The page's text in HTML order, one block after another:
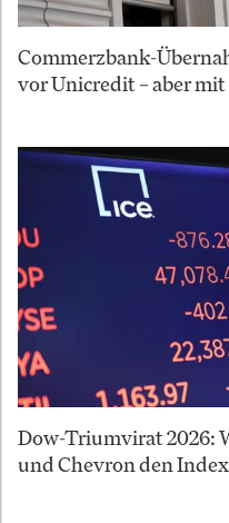
Commerzbank-
vor Unicredit – aber
Dow-Triumvirat 2026:
und Chevron den